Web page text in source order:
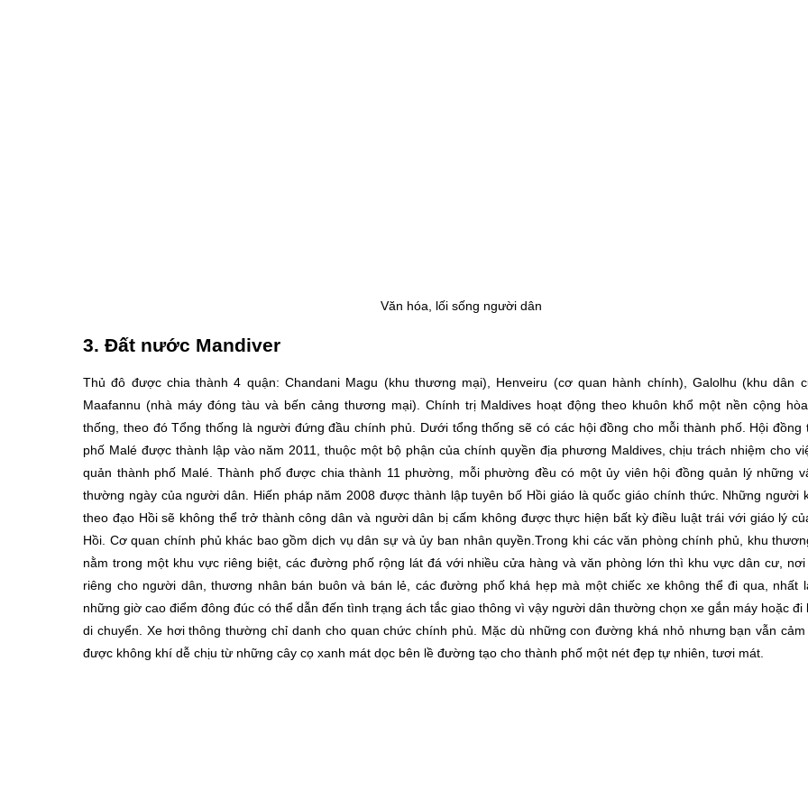
Văn hóa, lối sống người dân
3. Đất nước Mandiver
Thủ đô được chia thành 4 quận: Chandani Magu (khu thương mại), Henveiru (cơ quan hành chính), Galolhu (khu dân
Maafannu (nhà máy đóng tàu và bến cảng thương mại). Chính trị Maldives hoạt động theo khuôn khổ một nền cộng
thống, theo đó Tổng thống là người đứng đầu chính phủ. Dưới tổng thống sẽ có các hội đồng cho mỗi thành phố. Hội đồng
phố Malé được thành lập vào năm 2011, thuộc một bộ phận của chính quyền địa phương Maldives, chịu trách nhiệm cho
quản thành phố Malé. Thành phố được chia thành 11 phường, mỗi phường đều có một ủy viên hội đồng quản lý những
thường ngày của người dân. Hiến pháp năm 2008 được thành lập tuyên bố Hồi giáo là quốc giáo chính thức. Những người
theo đạo Hồi sẽ không thể trở thành công dân và người dân bị cấm không được thực hiện bất kỳ điều luật trái với giáo lý
Hồi. Cơ quan chính phủ khác bao gồm dịch vụ dân sự và ủy ban nhân quyền.Trong khi các văn phòng chính phủ, khu
nằm trong một khu vực riêng biệt, các đường phố rộng lát đá với nhiều cửa hàng và văn phòng lớn thì khu vực dân cư, nơi
riêng cho người dân, thương nhân bán buôn và bán lẻ, các đường phố khá hẹp mà một chiếc xe không thể đi qua, nhất
những giờ cao điểm đông đúc có thể dẫn đến tình trạng ách tắc giao thông vì vậy người dân thường chọn xe gắn máy hoặc đi
di chuyển. Xe hơi thông thường chỉ danh cho quan chức chính phủ. Mặc dù những con đường khá nhỏ nhưng bạn vẫn cảm
được không khí dễ chịu từ những cây cọ xanh mát dọc bên lề đường tạo cho thành phố một nét đẹp tự nhiên, tươi mát.